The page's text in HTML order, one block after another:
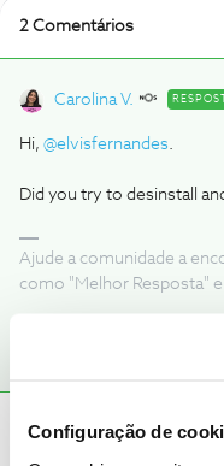
Configuração de
2 Comentários
Carolina V.
Hi, @elvisfernandes.
Did you try to desinstall
Ajude a comunidade a
como "Melhor Resposta"
E elvisfernandes AUTOR